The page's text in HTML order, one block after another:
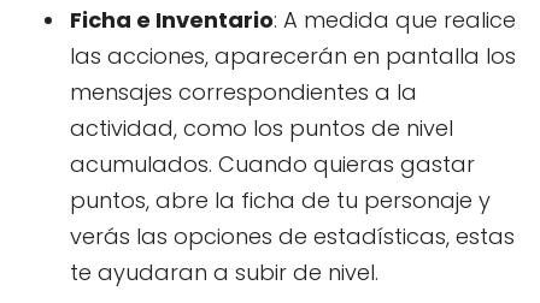
Ficha e Inventario: A medida que realice
las acciones, aparecerán en pantalla los
mensajes correspondientes a la
actividad, como los puntos de nivel
acumulados. Cuando quieras gastar
puntos, abre la ficha de tu personaje y
verás las opciones de estadísticas, estas
te ayudaran a subir de nivel.